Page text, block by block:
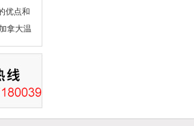
优点和
拿大温